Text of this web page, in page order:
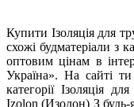
Купити Ізоляція для
схожі будматеріали з
оптовим цінам в
Україна». На сайті
категорії Ізоляція
Izolon (Изолон) З будь-